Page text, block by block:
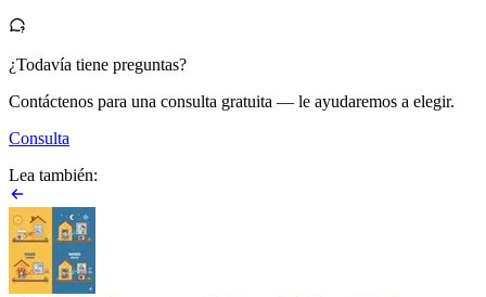
¿Todavía tiene preguntas?
Contáctenos para una consulta gratuita — le ayudaremos a elegir.
Consulta
Lea también: